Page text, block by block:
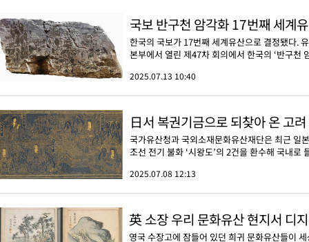
국보 반구천 암각화 17번째 세계
한국의 국보가 17번째 세계유산으로 결정됐다.
본부에서 열린 제47차 회의에서 한국의 ‘반구
2025.07.13 10:40
국가유산청과 국외소재문화유산재단은 최근 일
조선 전기 불화 ‘시왕도’의 2건을 환수해 국내로
2025.07.08 12:13
英 소장 우리 문화유산 현지서 디
영국 수장고에 잠들어 있던 희귀 문화유산들이